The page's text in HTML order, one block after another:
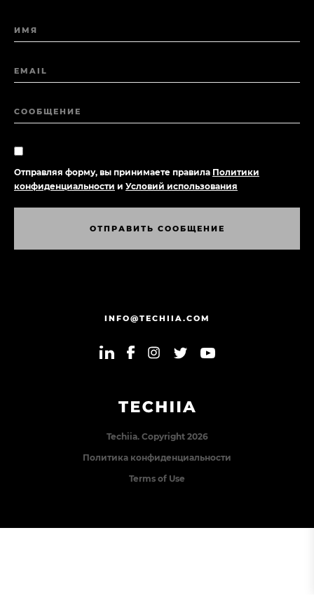
Techiia. Copyright 2026
Политика конфиденциальности
Terms of Use
ИМЯ
EMAIL
СООБЩЕНИЕ
Отправляя форму, вы принимаете правила Политики
конфиденциальности и Условий использования
ОТП РАВИТЬ СООБЩЕНИЕ
INFO@TECHIIA.COM